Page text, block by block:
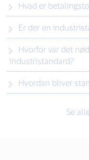
Hvad er
Er der en
industristandard?
Hvordan bliver
Se